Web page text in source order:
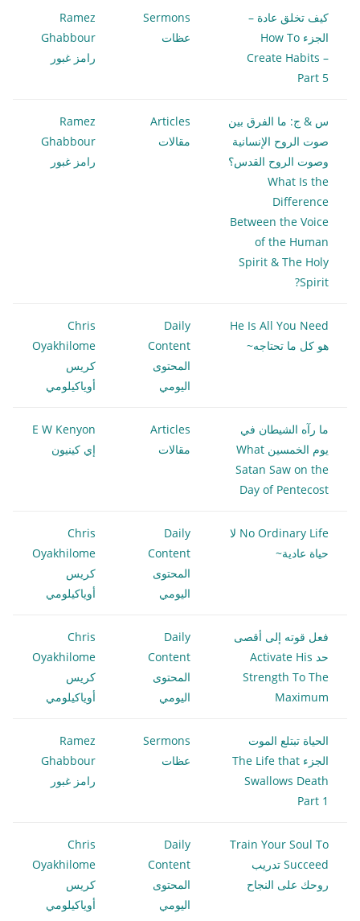
كيف تخلق عادة –
الجزء How To
Create Habits –
Part 5
Sermons
عظات
Ramez
Ghabbour
رامز غبور
س & ج: ما الفرق بين
صوت الروح الإنسانية
وصوت الروح القدس؟
What Is the
Difference
Between the Voice
of the Human
Spirit & The Holy
Spirit?
Articles
مقالات
Ramez
Ghabbour
رامز غبور
He Is All You Need
هو كل ما تحتاجه~
Daily
Content
المحتوى
اليومي
Chris
Oyakhilome
كريس
أوياكيلومي
ما رآه الشيطان في
يوم الخمسين What
Satan Saw on the
Day of Pentecost
Articles
مقالات
E W Kenyon
إي كينيون
No Ordinary Life لا
حياة عادية~
Daily
Content
المحتوى
اليومي
Chris
Oyakhilome
كريس
أوياكيلومي
فعل قوته إلى أقصى
حد Activate His
Strength To The
Maximum
Daily
Content
المحتوى
اليومي
Chris
Oyakhilome
كريس
أوياكيلومي
الحياة تبتلع الموت
الجزء The Life that
Swallows Death
Part 1
Sermons
عظات
Ramez
Ghabbour
رامز غبور
Train Your Soul To
Succeed تدريب
روحك على النجاح
Daily
Content
المحتوى
اليومي
Chris
Oyakhilome
كريس
أوياكيلومي